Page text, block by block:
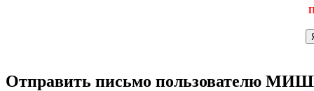
Отправить письмо пользователю